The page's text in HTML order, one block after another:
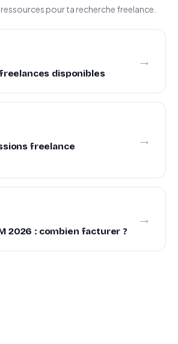
pour ta recherche freelance.
disponibles
→
freelance
→
2026 : combien facturer ?
→